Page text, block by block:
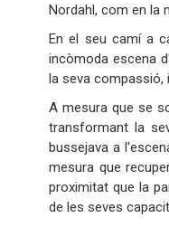
Nordahl, com en la
En el seu camí a
incòmoda escena
la seva compassió,
A mesura que se
transformant la
bussejava a
mesura que
proximitat que la
de les seves